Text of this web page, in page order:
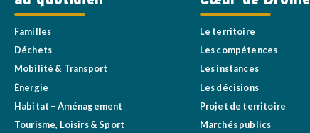
Familles
Déchets
Mobilité & Transport
Énergie
Habitat – Aménagement
Tourisme, Loisirs & Sport
Le territoire
Les compétences
Les instances
Les décisions
Projet de territoire
Marchés publics